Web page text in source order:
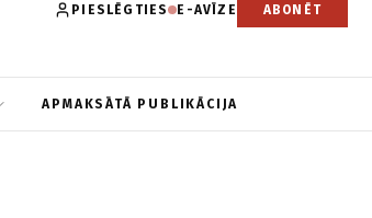
PIESLĒGTIES E-AVĪZE ABONĒT
APMAKSĀTĀ PUBLIKĀCIJA